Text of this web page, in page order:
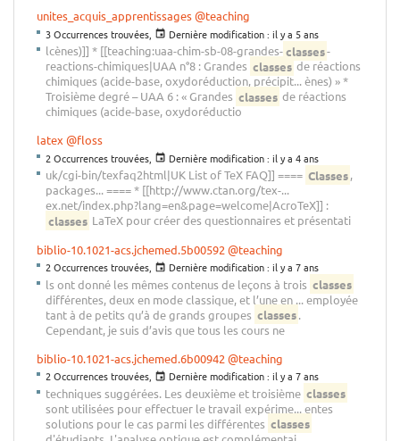
unites_acquis_apprentissages@teaching
3 Occurrences trouvées, Dernière modification : il y a 5 ans
lcènes)]] * [[teaching:uaa-chim-sb-08-grandes-classes-
reactions-chimiques|UAA n°8 : Grandes classesde réactions
chimiques (acide-base, oxydoréduction, précipit... ènes) » *
Troisième degré – UAA 6 : « Grandes classes de réactions
chimiques (acide-base, oxydoréductio
latex @floss
2 Occurrences trouvées, Dernière modification : il y a 4 ans
uk/cgi-bin/texfaq2html|UK List of TeX FAQ]] ==== Classes ,
packages... ==== * [[http://www.ctan.org/tex-...
ex.net/index.php?lang=en&page=welcome|AcroTeX]] :
classes LaTeX pour créer des questionnaires et présentati
biblio-10.1021-acs.jchemed.5b00592 @teaching
2 Occurrences trouvées, Dernière modification : il y a 7 ans
ls ont donné les mêmes contenus de leçons à trois classes
différentes, deux en mode classique, et l’une en ... employée
tant à de petits qu’à de grands groupes classes .
Cependant, je suis d’avis que tous les cours ne
biblio-10.1021-acs.jchemed.6b00942 @teaching
2 Occurrences trouvées, Dernière modification : il y a 7 ans
techniques suggérées. Les deuxième et troisième classes
sont utilisées pour effectuer le travail expérime... entes
solutions pour le cas parmi les différentes classes